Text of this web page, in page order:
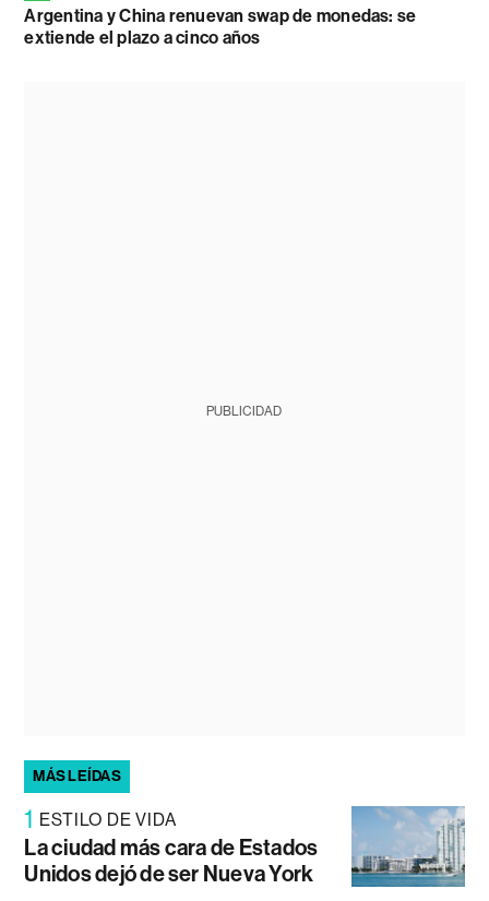
Argentina y China renuevan swap de monedas: se
extiende el plazo a cinco años
PUBLICIDAD
MÁS LEÍDAS
1 ESTILO DE VIDA
La ciudad más cara de Estados
Unidos dejó de ser Nueva York